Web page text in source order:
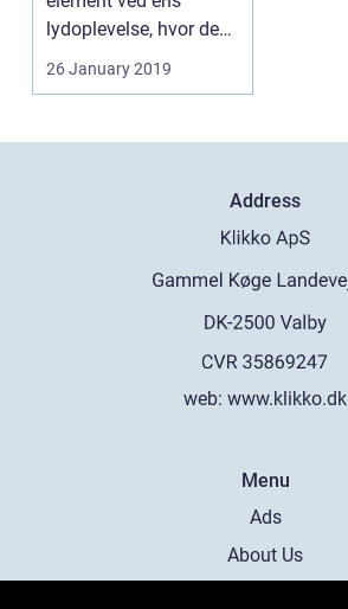
lydoplevelse, hvor den
ofte indgå...
26 January 2019
Address
web: www.klikko.dk
Menu
Ads
About Us